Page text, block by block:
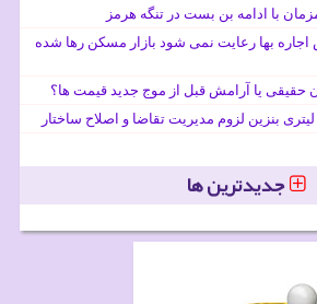
با ادامه بن بست در تنگه هرمز
اجاره بها رعایت نمی شود بازار مسکن رها شده
حقیقی یا آرامش قبل از موج جدید قیمت ها؟
جدیدترین ها